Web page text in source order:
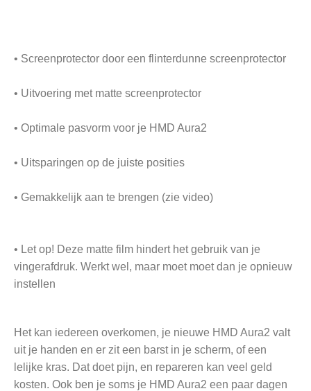
• Screenprotector door een flinterdunne screenprotector
• Uitvoering met matte screenprotector
• Optimale pasvorm voor je HMD Aura2
• Uitsparingen op de juiste posities
• Gemakkelijk aan te brengen (zie video)
• Let op! Deze matte film hindert het gebruik van je
vingerafdruk. Werkt wel, maar moet moet dan je opnieuw
instellen
Het kan iedereen overkomen, je nieuwe HMD Aura2 valt
uit je handen en er zit een barst in je scherm, of een
lelijke kras. Dat doet pijn, en repareren kan veel geld
kosten. Ook ben je soms je HMD Aura2 een paar dagen